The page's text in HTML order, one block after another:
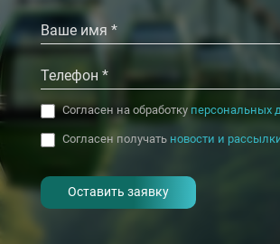
Согласен на обработку персональных
Согласен получать новости и